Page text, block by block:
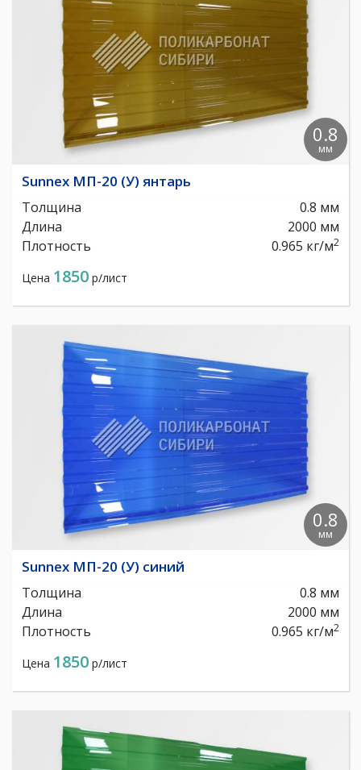
0.8
мм
Sunnex МП-20 (У) янтарь
Толщина
0.8 мм
Длина
2000 мм
Плотность
0.965 кг/м2
Цена 1850 р/лист
0.8
мм
Sunnex МП-20 (У) синий
Толщина
0.8 мм
Длина
2000 мм
Плотность
0.965 кг/м2
Цена 1850 р/лист